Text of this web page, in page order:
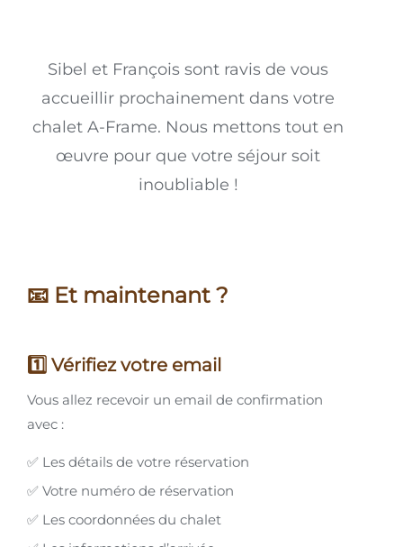
Sibel et François sont ravis de vous
accueillir prochainement dans votre
chalet A-Frame. Nous mettons tout en
œuvre pour que votre séjour soit
inoubliable !
📧 Et maintenant ?
1️⃣ Vérifiez votre email
Vous allez recevoir un email de confirmation
avec :
✅ Les détails de votre réservation
✅ Votre numéro de réservation
✅ Les coordonnées du chalet